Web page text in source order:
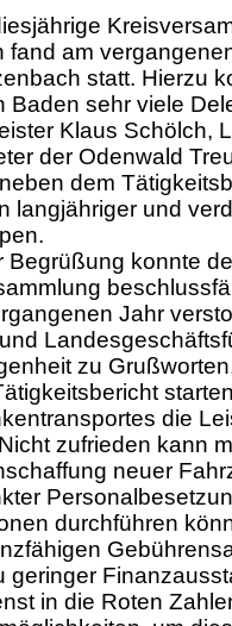
fand am
statt. Hierzu
Baden sehr viele
Klaus Schölch,
der Odenwald
dem
langjähriger und
Begrüßung konnte
Jahr
zu
die
zufrieden kann
neuer
durchführen
geringer
in die Roten